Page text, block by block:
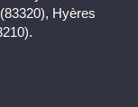
Hyères